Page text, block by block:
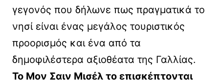
γεγονός που δήλωνε πως πραγματικά το
νησί είναι ένας μεγάλος τουριστικός
προορισμός και ένα από τα
δημοφιλέστερα αξιοθέατα της Γαλλίας.
Το Μον Σαιν Μισέλ το επισκέπτονται